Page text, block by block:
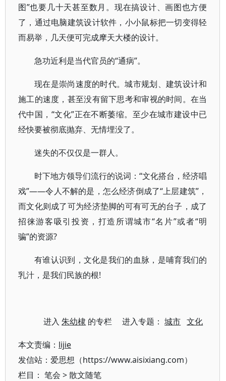
图”也要几十天甚至数月。现在搞设计、画图也方便
了，通过电脑建筑设计软件，小小鼠标把一切变得轻
而易举，几天便可完成摩天大楼的设计。
急功近利是当代官员的“通病”。
现在是崇尚速度的时代。城市规划、建筑设计和
施工的速度，甚至没有留下思考和审视的时间。在当
代中国，“文化”正在不断萎缩。至少在城市建设中已
经快要被彻底抛弃、无情埋没了。
迷失的不仅仅是一群人。
时下地方领导们流行的说词：“文化搭台，经济唱
戏”——令人不解的是，怎么经济倒成了“上层建筑”，
而文化则成了可为经济垫脚的可有可无的台子，成了
招徕游客吸引投资，打造所谓城市“名片”或者“明
骗”的资源?
有谁认识到，文化是我们的血脉，是哺育我们的
乳汁，是我们民族的根!
进入朱幼棣 的专栏 进入专题：城市 文化
本文责编： lijie
发信站：爱思想（https://www.aisixiang.com）
栏目： 笔会 >散文随笔